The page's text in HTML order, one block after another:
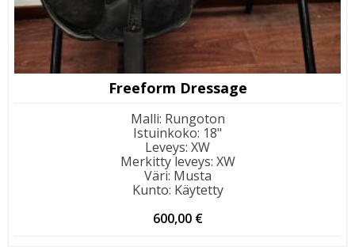
Freeform Dressage
Malli: Rungoton
Istuinkoko: 18"
Leveys: XW
Merkitty leveys: XW
Väri: Musta
Kunto: Käytetty
600,00 €